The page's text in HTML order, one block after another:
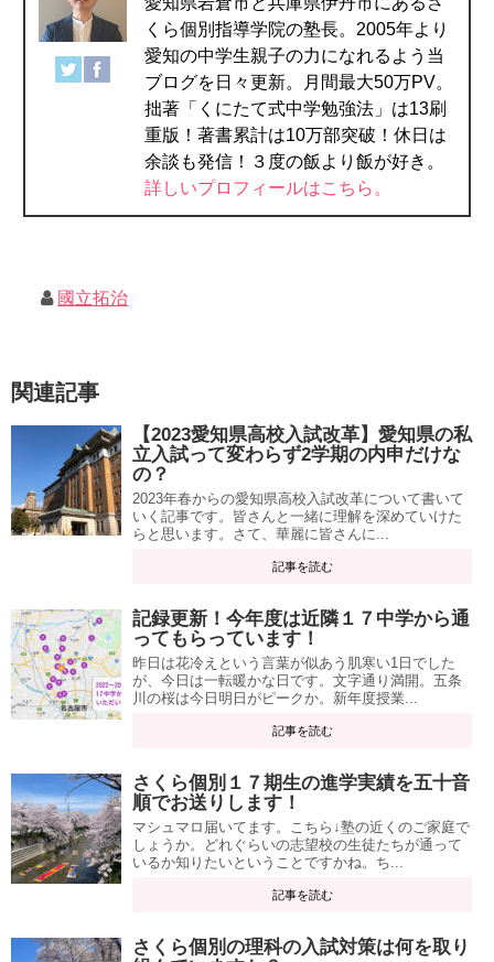
くら個別指導学院の塾長。2005年より
愛知の中学生親子の力になれるよう当
ブログを日々更新。月間最大50万PV。
拙著「くにたて式中学勉強法」は13刷
重版！著書累計は10万部突破！休日は
余談も発信！３度の飯より飯が好き。
詳しいプロフィールはこちら。
國立拓治
関連記事
【2023愛知県高校入試改革】愛知県の私
立入試って変わらず2学期の内申だけな
の？
2023年春からの愛知県高校入試改革について書いて
いく記事です。皆さんと一緒に理解を深めていけた
らと思います。さて、華麗に皆さんに...
記事を読む
記録更新！今年度は近隣１７中学から通
ってもらっています！
昨日は花冷えという言葉が似あう肌寒い1日でした
が、今日は一転暖かな日です。文字通り満開。五条
川の桜は今日明日がピークか。新年度授業...
記事を読む
さくら個別１７期生の進学実績を五十音
順でお送りします！
マシュマロ届いてます。こちら↓塾の近くのご家庭で
しょうか。どれぐらいの志望校の生徒たちが通って
いるか知りたいということですかね。ち...
記事を読む
さくら個別の理科の入試対策は何を取り